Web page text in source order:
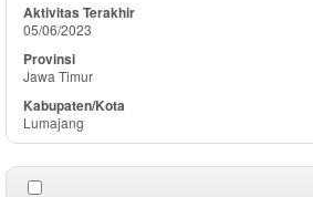
05/06/2023
Jawa Timur
Lumajang